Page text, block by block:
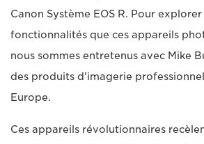
Canon Système EOS R. Pour
fonctionnalités que ces appareils
nous sommes entretenus avec Mike
des produits d'imagerie
Europe.
Ces appareils révolutionnaires